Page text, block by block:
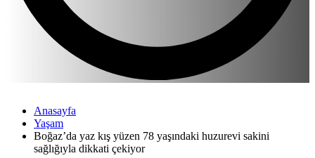
Anasayfa
Yaşam
Boğaz’da yaz kış yüzen 78 yaşındaki huzurevi sakini
sağlığıyla dikkati çekiyor